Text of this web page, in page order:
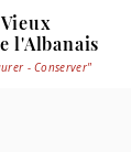
l'Albanais
- Conserver"